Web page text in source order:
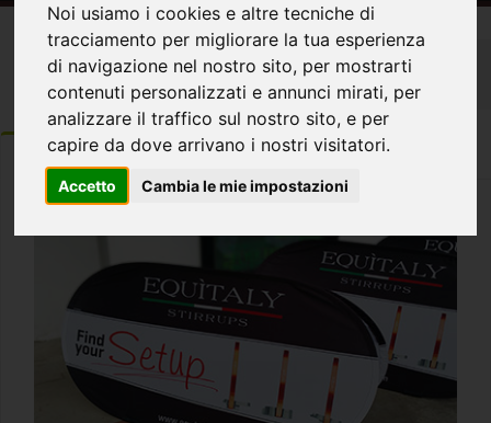
Noi usiamo i cookies e altre tecniche di
tracciamento per migliorare la tua esperienza
di navigazione nel nostro sito, per mostrarti
contenuti personalizzati e annunci mirati, per
analizzare il traffico sul nostro sito, e per
capire da dove arrivano i nostri visitatori.
Accetto Cambia le mie impostazioni
Home Espositori
Espositore ovale da terra
Espositore da Terra Ovale
ORDINA DETTAGLI Template e istruzioni